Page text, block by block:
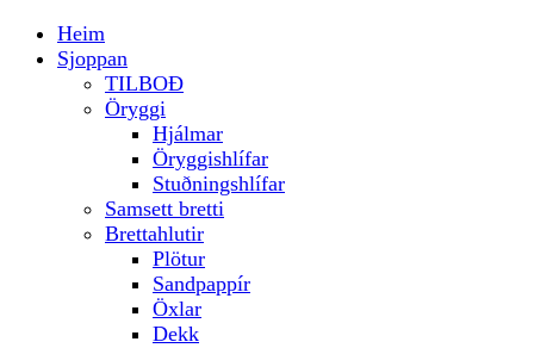
Heim
Sjoppan
TILBOÐ
Öryggi
Hjálmar
Öryggishlífar
Stuðningshlífar
Samsett bretti
Brettahlutir
Plötur
Sandpappír
Öxlar
Dekk